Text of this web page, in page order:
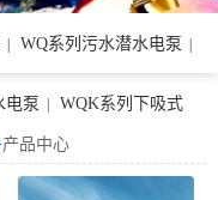
WQ系列污水潜水电泵
电泵 WQK系列下吸式
产品中心